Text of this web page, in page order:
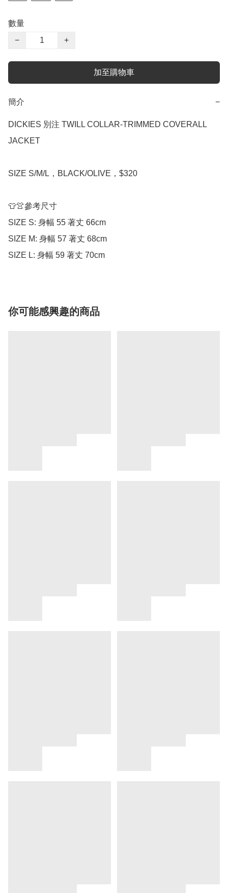
數量
−
+
加至購物車
簡介 −
DICKIES 別注 TWILL COLLAR-TRIMMED COVERALL
JACKET
SIZE S/M/L，BLACK/OLIVE，$320
👕👚參考尺寸
SIZE S: 身幅 55 著丈 66cm
SIZE M: 身幅 57 著丈 68cm
SIZE L: 身幅 59 著丈 70cm
你可能感興趣的商品